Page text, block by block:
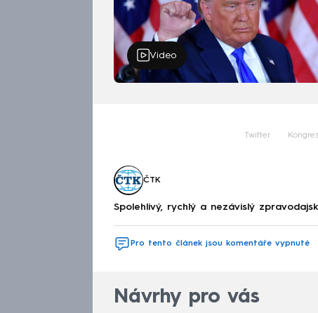
Video
Twitter Kongres
ČTK
Spolehlivý, rychlý a nezávislý
Pro tento článek jsou komentáře vypnuté
Návrhy pro vás